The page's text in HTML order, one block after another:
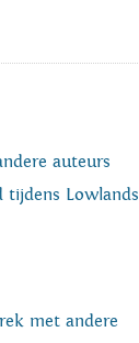
auteurs
tijdens Lowlands
met andere